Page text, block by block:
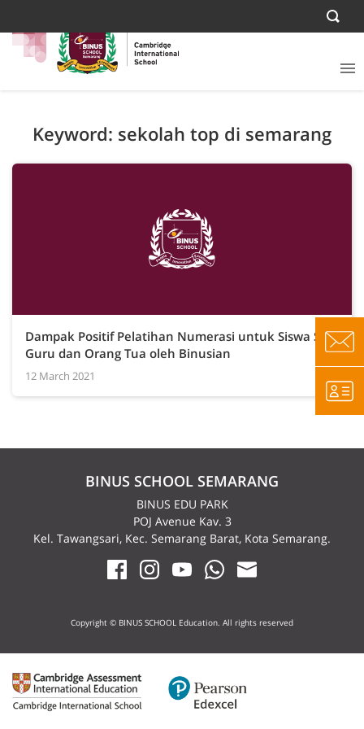
Keyword: sekolah top di semarang
Dampak Positif Pelatihan Numerasi untuk Siswa SD,
Guru dan Orang Tua oleh Binusian
12 March 2021
BINUS SCHOOL SEMARANG
BINUS EDU PARK
POJ Avenue Kav. 3
Kel. Tawangsari, Kec. Semarang Barat, Kota Semarang.
Copyright © BINUS SCHOOL Education. All rights reserved